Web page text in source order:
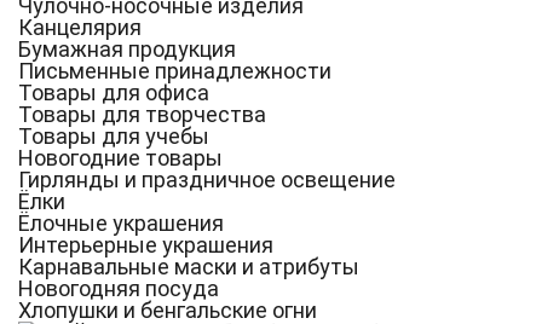
Чулочно-носочные изделия
Канцелярия
Бумажная продукция
Письменные принадлежности
Товары для офиса
Товары для творчества
Товары для учебы
Новогодние товары
Гирлянды и праздничное освещение
Ёлки
Ёлочные украшения
Интерьерные украшения
Карнавальные маски и атрибуты
Новогодняя посуда
Хлопушки и бенгальские огни